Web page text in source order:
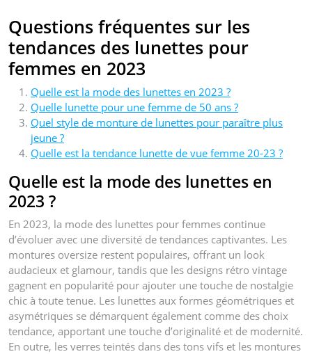
Questions fréquentes sur les
tendances des lunettes pour
femmes en 2023
Quelle est la mode des lunettes en 2023 ?
Quelle lunette pour une femme de 50 ans ?
Quel style de monture de lunettes pour paraître plus
jeune ?
Quelle est la tendance lunette de vue femme 20-23 ?
Quelle est la mode des lunettes en
2023 ?
En 2023, la mode des lunettes pour femmes continue
d’évoluer avec une diversité de tendances captivantes. Les
montures oversize restent populaires, offrant un look
audacieux et glamour, tandis que les designs rétro vintage
gagnent en popularité pour ajouter une touche de nostalgie
chic à toute tenue. Les lunettes aux formes géométriques et
asymétriques se démarquent également comme des choix
tendance, apportant une touche d’originalité et de modernité.
En outre, les verres teintés dans des tons vifs et les montures